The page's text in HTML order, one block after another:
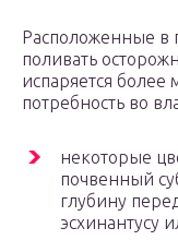
Расположенные в
поливать
испаряется
потребность во
некоторые
почвенный
глубину
эсхинантусу